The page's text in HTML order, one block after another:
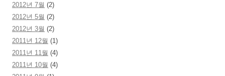
2012년 7월 (2)
2012년 5월 (2)
2012년 3월 (2)
2011년 12월 (1)
2011년 11월 (4)
2011년 10월 (4)